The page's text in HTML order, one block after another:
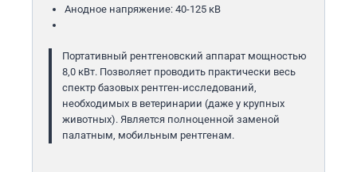
Анодное напряжение: 40-125 кВ
Портативный рентгеновский аппарат мощностью
8,0 кВт. Позволяет проводить практически весь
спектр базовых рентген-исследований,
необходимых в ветеринарии (даже у крупных
животных). Является полноценной заменой
палатным, мобильным рентгенам.